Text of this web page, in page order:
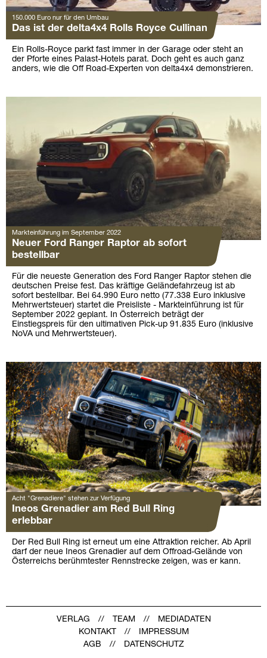
150.000 Euro nur für den Umbau
Das ist der delta4x4 Rolls Royce Cullinan
Ein Rolls-Royce parkt fast immer in der Garage oder steht an
der Pforte eines Palast-Hotels parat. Doch geht es auch ganz
anders, wie die Off Road-Experten von delta4x4 demonstrieren.
Markteinführung im September 2022
Neuer Ford Ranger Raptor ab sofort
bestellbar
Für die neueste Generation des Ford Ranger Raptor stehen die
deutschen Preise fest. Das kräftige Geländefahrzeug ist ab
sofort bestellbar. Bei 64.990 Euro netto (77.338 Euro inklusive
Mehrwertsteuer) startet die Preisliste - Markteinführung ist für
September 2022 geplant. In Österreich beträgt der
Einstiegspreis für den ultimativen Pick-up 91.835 Euro (inklusive
NoVA und Mehrwertsteuer).
Acht "Grenadiere" stehen zur Verfügung
Ineos Grenadier am Red Bull Ring
erlebbar
Der Red Bull Ring ist erneut um eine Attraktion reicher. Ab April
darf der neue Ineos Grenadier auf dem Offroad-Gelände von
Österreichs berühmtester Rennstrecke zeigen, was er kann.
VERLAG TEAM
MEDIADATEN
KONTAKT
IMPRESSUM
AGB
DATENSCHUTZ